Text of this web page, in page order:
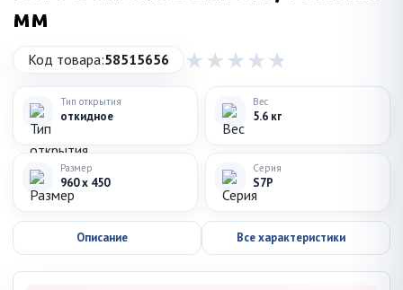
мм
Код товара:58515656
Тип открытия
откидное
Вес
5.6 кг
Размер
960 x 450
Серия
S7P
Описание Все характеристики